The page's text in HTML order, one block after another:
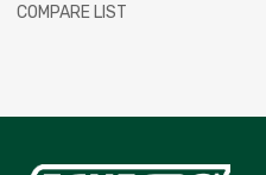
COMPARE LIST